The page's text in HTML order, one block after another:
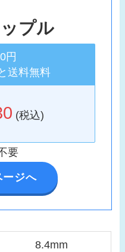
プル
円
送料無料
(税込)
要
ージへ
8.4mm